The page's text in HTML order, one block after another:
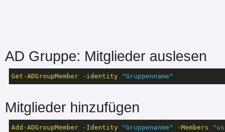
AD Gruppe: Mitglieder auslesen
Get-ADGroupMember -identity "Gruppenname"
Mitglieder hinzufügen
Add-ADGroupMember -Identity "Gruppenanme" -Members